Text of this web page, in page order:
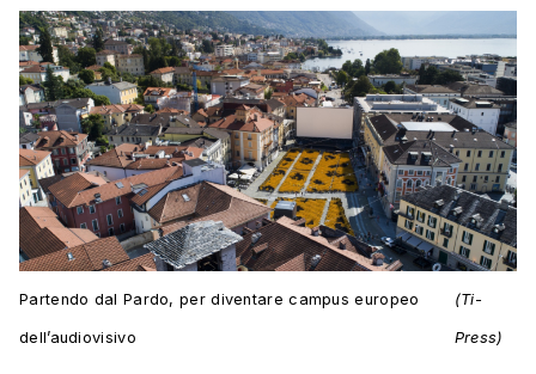
Partendo dal Pardo, per diventare campus europeo
dell’audiovisivo
(Ti-
Press)